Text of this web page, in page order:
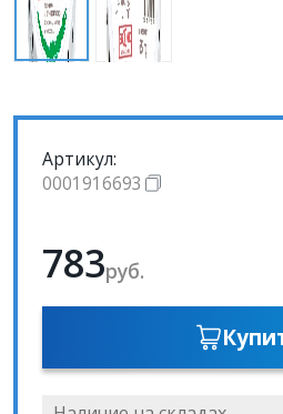
Артикул:
0001916693
783руб.